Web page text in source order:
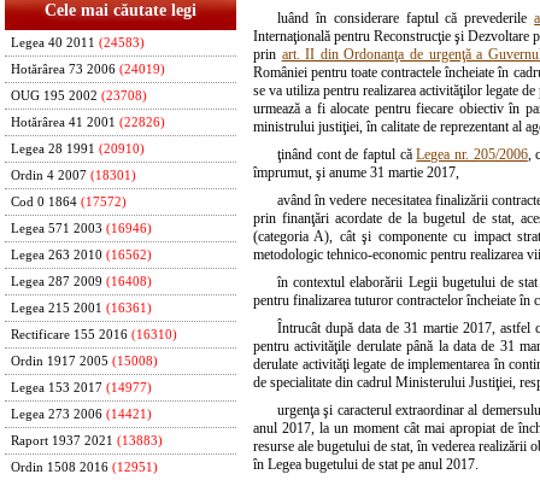
Cele mai căutate legi
Legea 40 2011 (24583)
Hotărârea 73 2006 (24019)
OUG 195 2002 (23708)
Hotărârea 41 2001 (22826)
Legea 28 1991 (20910)
Ordin 4 2007 (18301)
Cod 0 1864 (17572)
Legea 571 2003 (16946)
Legea 263 2010 (16562)
Legea 287 2009 (16408)
Legea 215 2001 (16361)
Rectificare 155 2016 (16310)
Ordin 1917 2005 (15008)
Legea 153 2017 (14977)
Legea 273 2006 (14421)
Raport 1937 2021 (13883)
Ordin 1508 2016 (12951)
luând în considerare faptul că prevederile
Internaţională pentru Reconstrucţie şi
prin art. II din Ordonanţa de urgenţă a
României pentru toate contractele încheiate în
se va utiliza pentru realizarea activităţilor legate
urmează a fi alocate pentru fiecare obiectiv în
ministrului justiţiei, în calitate de reprezentant al
ţinând cont de faptul căLegea nr. 205/2006,
împrumut, şi anume 31 martie 2017,
având în vedere necesitatea finalizării
prin finanţări acordate de la bugetul de stat,
(categoria A), cât şi componente cu impact
metodologic tehnico-economic pentru realizarea
în contextul elaborării Legii bugetului de
pentru finalizarea tuturor contractelor încheiate
Întrucât după data de 31 martie 2017,
pentru activităţile derulate până la data de 31
derulate activităţi legate de implementarea în
de specialitate din cadrul Ministerului Justiţiei,
urgenţa şi caracterul extraordinar al
anul 2017, la un moment cât mai apropiat de
resurse ale bugetului de stat, în vederea realizării
în Legea bugetului de stat pe anul 2017.